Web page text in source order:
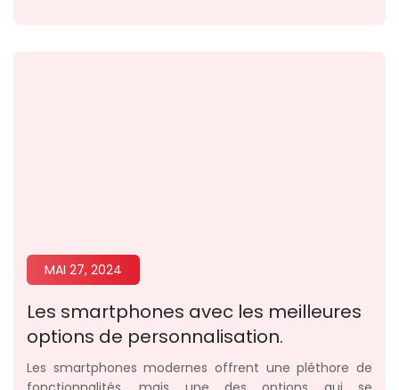
Les smartphones avec les meilleures
options de personnalisation.
Les smartphones modernes offrent une pléthore de
MAI 27, 2024